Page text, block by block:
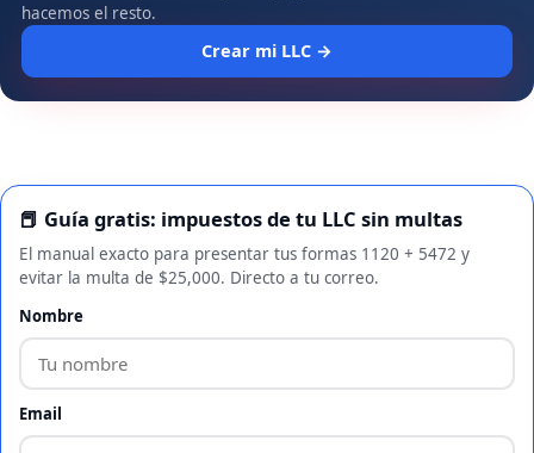
hacemos el resto.
Crear mi LLC →
📕 Guía gratis: impuestos de tu LLC sin multas
El manual exacto para presentar tus formas 1120 + 5472 y
evitar la multa de $25,000. Directo a tu correo.
Nombre
Email